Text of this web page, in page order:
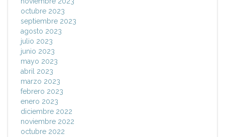
octubre 2023
septiembre 2023
agosto 2023
julio 2023
junio 2023
mayo 2023
abril 2023
marzo 2023
febrero 2023
enero 2023
diciembre 2022
noviembre 2022
octubre 2022